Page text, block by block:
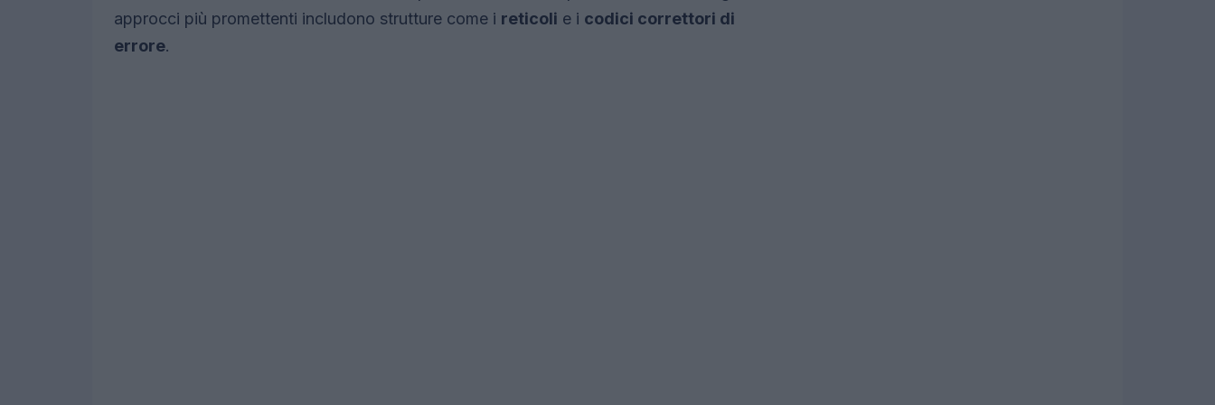
approcci più promettenti includono strutture come i reticoli e i codici correttori di
errore.